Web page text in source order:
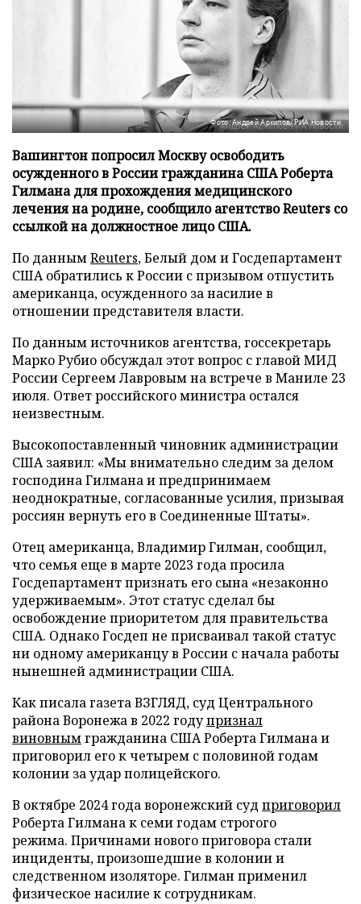
Фото: Андрей Архипов/РИА Новости
Вашингтон попросил Москву освободить
осужденного в России гражданина США Роберта
Гилмана для прохождения медицинского
лечения на родине, сообщило агентство Reuters со
ссылкой на должностное лицо США.
По даннымReuters, Белый дом и Госдепартамент
США обратились к России с призывом отпустить
американца, осужденного за насилие в
отношении представителя власти.
По данным источников агентства, госсекретарь
Марко Рубио обсуждал этот вопрос с главой МИД
России Сергеем Лавровым на встрече в Маниле 23
июля. Ответ российского министра остался
неизвестным.
Высокопоставленный чиновник администрации
США заявил: «Мы внимательно следим за делом
господина Гилмана и предпринимаем
неоднократные, согласованные усилия, призывая
россиян вернуть его в Соединенные Штаты».
Отец американца, Владимир Гилман, сообщил,
что семья еще в марте 2023 года просила
Госдепартамент признать его сына «незаконно
удерживаемым». Этот статус сделал бы
освобождение приоритетом для правительства
США. Однако Госдеп не присваивал такой статус
ни одному американцу в России с начала работы
нынешней администрации США.
Как писала газета ВЗГЛЯД, суд Центрального
района Воронежа в 2022 годупризнал
виновнымгражданина США Роберта Гилмана и
приговорил его к четырем с половиной годам
колонии за удар полицейского.
В октябре 2024 года воронежский суд приговорил
Роберта Гилмана к семи годам строгого
режима. Причинами нового приговора стали
инциденты, произошедшие в колонии и
следственном изоляторе. Гилман применил
физическое насилие к сотрудникам.